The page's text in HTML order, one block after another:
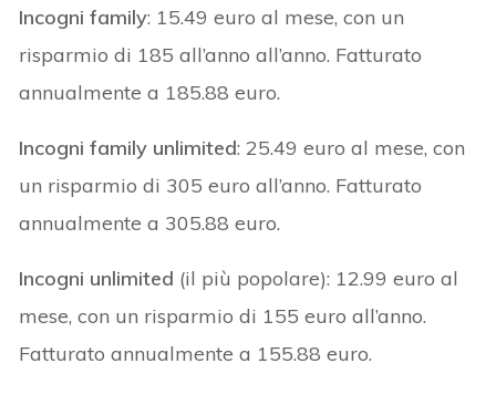
Incogni family: 15.49 euro al mese, con un
risparmio di 185 all’anno all’anno. Fatturato
annualmente a 185.88 euro.
Incogni family unlimited: 25.49 euro al mese, con
un risparmio di 305 euro all’anno. Fatturato
annualmente a 305.88 euro.
Incogni unlimited (il più popolare): 12.99 euro al
mese, con un risparmio di 155 euro all’anno.
Fatturato annualmente a 155.88 euro.